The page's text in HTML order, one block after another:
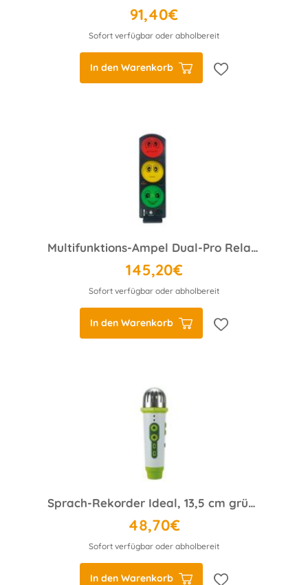
91,40€
Sofort verfügbar oder abholbereit
In den Warenkorb
Multifunktions-Ampel Dual-Pro Relaxy, Anti-Lärmampel
145,20€
Sofort verfügbar oder abholbereit
In den Warenkorb
Sprach-Rekorder Ideal, 13,5 cm grün/weiß
48,70€
Sofort verfügbar oder abholbereit
In den Warenkorb